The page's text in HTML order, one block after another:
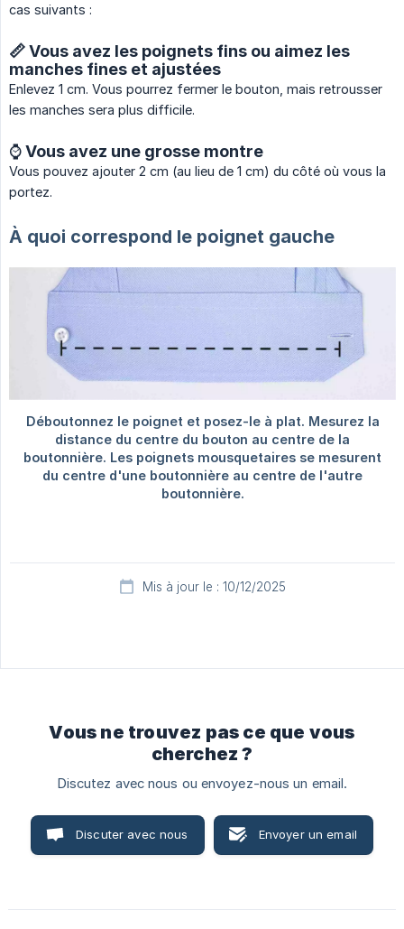
cas suivants :
📏Vous avez les poignets fins ou aimez les
manches fines et ajustées
Enlevez 1 cm. Vous pourrez fermer le bouton, mais retrousser
les manches sera plus difficile.
⌚️ Vous avez une grosse montre
Vous pouvez ajouter 2 cm (au lieu de 1 cm) du côté où vous la
portez.
À quoi correspond le poignet gauche
Mis à jour le : 10/12/2025
Vous ne trouvez pas ce que vous
cherchez ?
Discutez avec nous ou envoyez-nous un email.
Discuter avec nous Envoyer un email